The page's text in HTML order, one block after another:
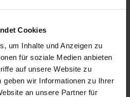
Cookies
um Inhalte und Anzeigen zu
für soziale Medien anbieten
auf unsere Website zu
geben wir Informationen zu Ihrer
an unsere Partner für